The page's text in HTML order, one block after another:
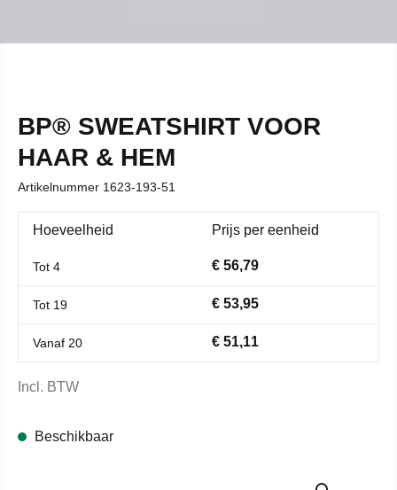
BP® SWEATSHIRT VOOR
HAAR & HEM
Artikelnummer 1623-193-51
Hoeveelheid Prijs per eenheid
Tot 4 € 56,79
Tot 19 € 53,95
Vanaf 20 € 51,11
Incl. BTW
Beschikbaar